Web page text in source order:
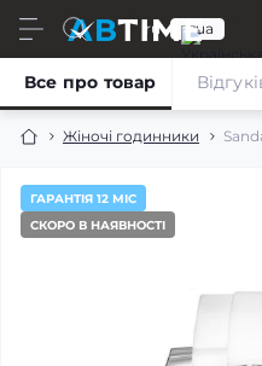
ru ua
Жіночі годинники
Все про товар
ГАРАНТІЯ 12 МІС
СКОРО В НАЯВНОСТІ